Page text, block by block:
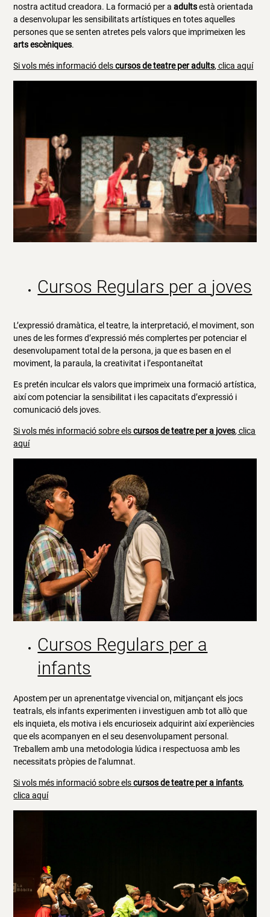
nostra actitud creadora. La formació per aadultsestà orientada
a desenvolupar les sensibilitats artístiques en totes aquelles
persones que se senten atretes pels valors que imprimeixen les
arts escèniques.
Si vols més informació delscursos de teatre per adults, clica aquí
Cursos Regulars per a joves
L’expressió dramàtica, el teatre, la interpretació, el moviment, son
unes de les formes d’expressió més complertes per potenciar el
desenvolupament total de la persona, ja que es basen en el
moviment, la paraula, la creativitat i l’espontaneïtat
Es pretén inculcar els valors que imprimeix una formació artística,
així com potenciar la sensibilitat i les capacitats d’expressió i
comunicació dels joves.
Si vols més informació sobre elscursos de teatre per a joves, clica
aquí
Cursos Regulars per a
infants
Apostem per un aprenentatge vivencial on, mitjançant els jocs
teatrals, els infants experimenten i investiguen amb tot allò que
els inquieta, els motiva i els encurioseix adquirint així experiències
que els acompanyen en el seu desenvolupament personal.
Treballem amb una metodologia lúdica i respectuosa amb les
necessitats pròpies de l’alumnat.
Si vols més informació sobre elscursos de teatre per a infants,
clica aquí